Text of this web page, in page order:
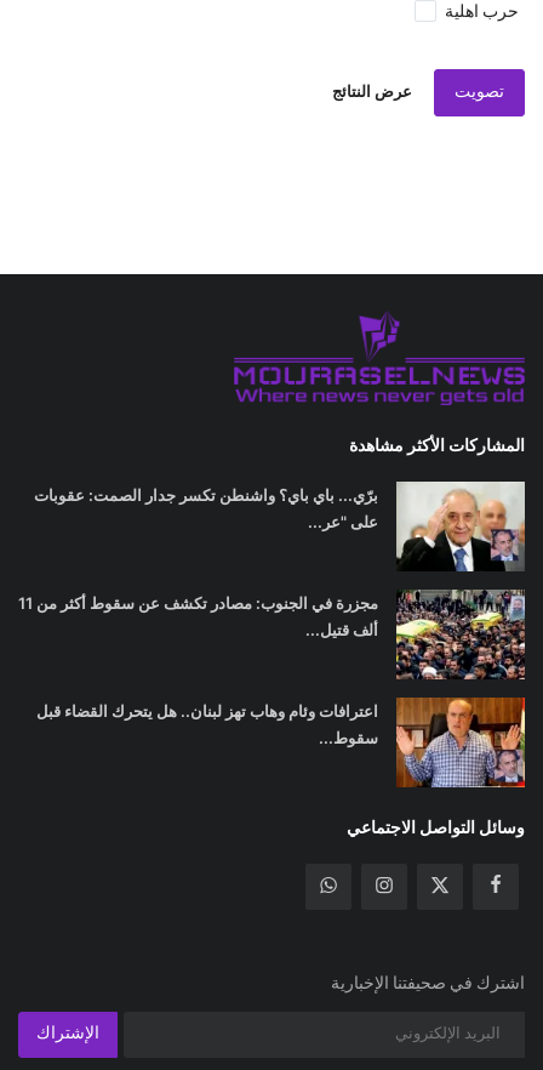
حرب اهلية
تصويت عرض النتائج
المشاركات الأكثر مشاهدة
برّي... باي باي؟ واشنطن تكسر جدار الصمت: عقوبات
على "عر...
مجزرة في الجنوب: مصادر تكشف عن سقوط أكثر من 11
ألف قتيل...
اعترافات وئام وهاب تهز لبنان.. هل يتحرك القضاء قبل
سقوط...
وسائل التواصل الاجتماعي
اشترك في صحيفتنا الإخبارية
الإشتراك